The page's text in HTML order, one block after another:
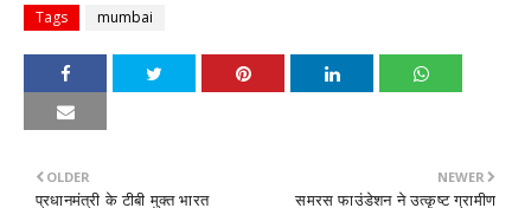
Tags mumbai
NEWER
समरस फाउंडेशन ने उत्कृष्ट ग्रामीण
OLDER
प्रधानमंत्री के टीबी मुक्त भारत